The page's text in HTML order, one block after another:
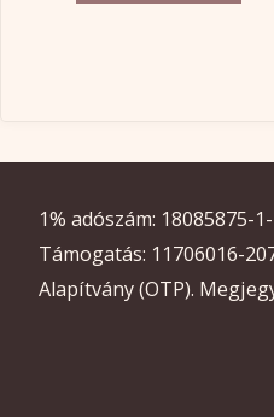
1% adószám: 18085875-
Támogatás: 11706016-
Alapítvány (OTP).